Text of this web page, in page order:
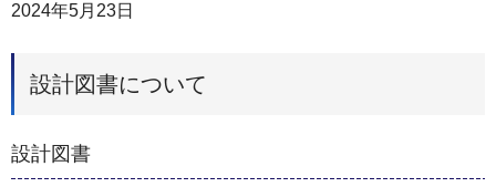
2024年5月23日
設計図書について
設計図書